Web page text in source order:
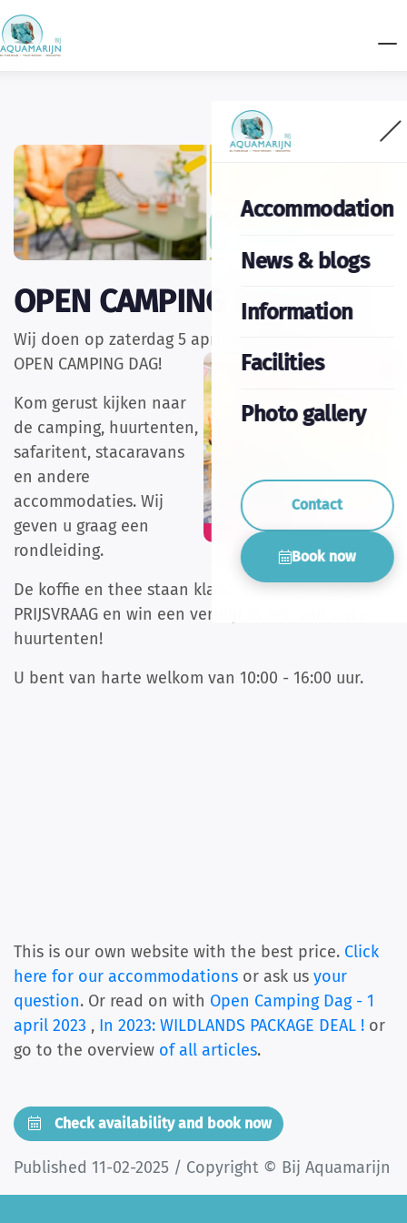
Accommodation
News & blogs
Information
Facilities
Photo gallery
Contact
Book now
OPEN CAMPING DAG 2025
Wij doen op zaterdag 5 april weer mee met de
OPEN CAMPING DAG!
Kom gerust kijken naar
de camping, huurtenten,
safaritent, stacaravans
en andere
accommodaties. Wij
geven u graag een
rondleiding.
De koffie en thee staan klaar en doe met met de
PRIJSVRAAG en win een verblijf in één van onze
huurtenten!
U bent van harte welkom van 10:00 - 16:00 uur.
This is our own website with the best price. Click
here for our accommodations or ask us your
question. Or read on with Open Camping Dag - 1
april 2023 , In 2023: WILDLANDS PACKAGE DEAL ! or
go to the overview of all articles.
Check availability and book now
Published 11-02-2025 / Copyright © Bij Aquamarijn